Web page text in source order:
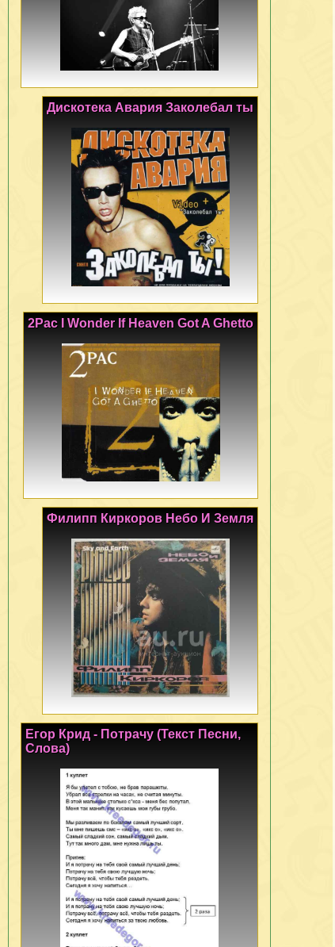
Дискотека Авария Заколебал ты
2Pac I Wonder If Heaven Got A Ghetto
Филипп Киркоров Небо И Земля
Егор Крид - Потрачу (Текст Песни,
Слова)